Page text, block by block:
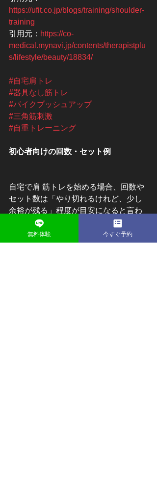
https://ufit.co.jp/blogs/training/shoulder-
training
引用元： https://co-
medical.mynavi.jp/contents/therapistplu
s/lifestyle/beauty/18834/
#自宅肩トレ
#器具なし筋トレ
#パイクプッシュアップ
#三角筋刺激
#自重トレーニング
初心者向けの回数・セット例
自宅で肩 筋トレを始める場合、回数や
セット数は「やり切れるけれど、少し
余裕が残る」程度が目安になると言わ
れています。具体的には、1種目あたり
10〜15回を2〜3セット行う方法が、初
無料体験 今すぐ予約